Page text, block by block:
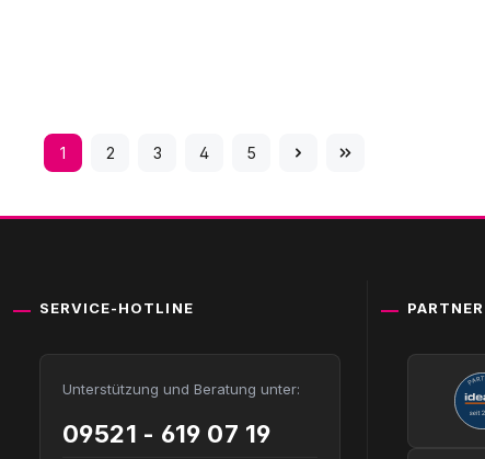
Seite
1
Seite
2
Seite
3
Seite
4
Seite
5
SERVICE-HOTLINE
Unterstützung und Beratung unter:
09521 - 619 07 19
PARTNER